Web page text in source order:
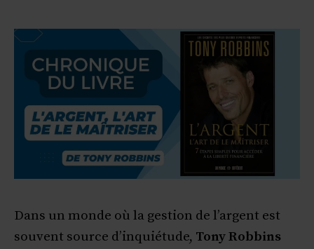
Dans un monde où la gestion de l’argent est
souvent source d’inquiétude, Tony Robbins